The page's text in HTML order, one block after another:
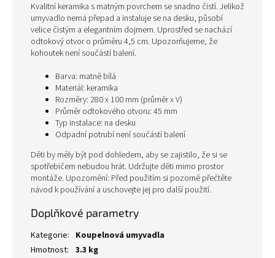
Kvalitní keramika s matným povrchem se snadno čistí. Jelikož
umyvadlo nemá přepad a instaluje se na desku, působí
velice čistým a elegantním dojmem. Uprostřed se nachází
odtokový otvor o průměru 4,5 cm. Upozorňujeme, že
kohoutek není součástí balení.
Barva: matně bílá
Materiál: keramika
Rozměry: 280 x 100 mm (průměr x V)
Průměr odtokového otvoru: 45 mm
Typ instalace: na desku
Odpadní potrubí není součástí balení
Děti by měly být pod dohledem, aby se zajistilo, že si se
spotřebičem nebudou hrát. Udržujte děti mimo prostor
montáže. Upozornění: Před použitím si pozorně přečtěte
návod k používání a uschovejte jej pro další použití.
Doplňkové parametry
Kategorie: Koupelnová umyvadla
Hmotnost: 3.3 kg